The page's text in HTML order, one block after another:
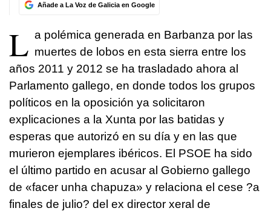
Añade a La Voz de Galicia en Google
L a polémica generada en Barbanza por las
muertes de lobos en esta sierra entre los
años 2011 y 2012 se ha trasladado ahora al
Parlamento gallego, en donde todos los grupos
políticos en la oposición ya solicitaron
explicaciones a la Xunta por las batidas y
esperas que autorizó en su día y en las que
murieron ejemplares ibéricos. El PSOE ha sido
el último partido en acusar al Gobierno gallego
de «facer unha chapuza» y relaciona el cese ?a
finales de julio? del ex director xeral de